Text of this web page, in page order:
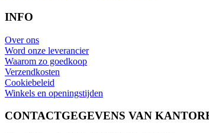
INFO
Over ons
Word onze leverancier
Waarom zo goedkoop
Verzendkosten
Cookiebeleid
Winkels en openingstijden
CONTACTGEGEVENS VAN